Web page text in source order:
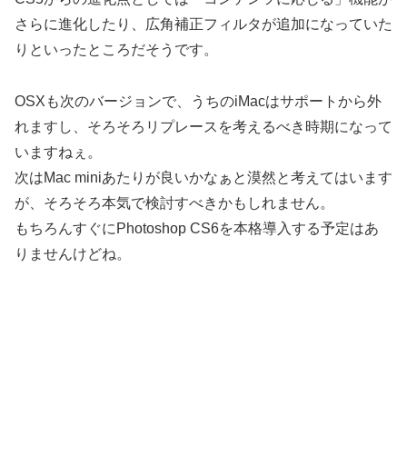
さらに進化したり、広角補正フィルタが追加になっていた
りといったところだそうです。
OSXも次のバージョンで、うちのiMacはサポートから外
れますし、そろそろリプレースを考えるべき時期になって
いますねぇ。
次はMac miniあたりが良いかなぁと漠然と考えてはいます
が、そろそろ本気で検討すべきかもしれません。
もちろんすぐにPhotoshop CS6を本格導入する予定はあ
りませんけどね。